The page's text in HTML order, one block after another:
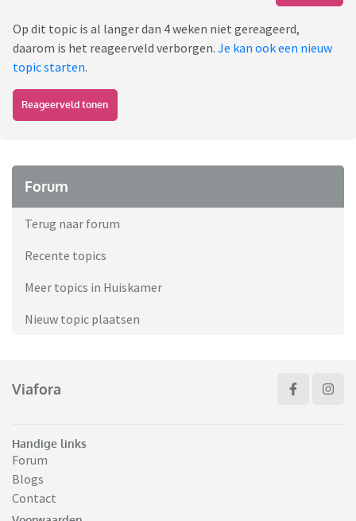
Op dit topic is al langer dan 4 weken niet gereageerd,
daarom is het reageerveld verborgen. Je kan ook een nieuw
topic starten.
Reageerveld tonen
Forum
Terug naar forum
Recente topics
Meer topics in Huiskamer
Nieuw topic plaatsen
Viafora
Handige links
Forum
Blogs
Contact